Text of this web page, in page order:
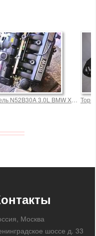
фары новый 7000,0 р.
N52B30A 3.0L BMW X3 E83
Москва
шоссе д. 33